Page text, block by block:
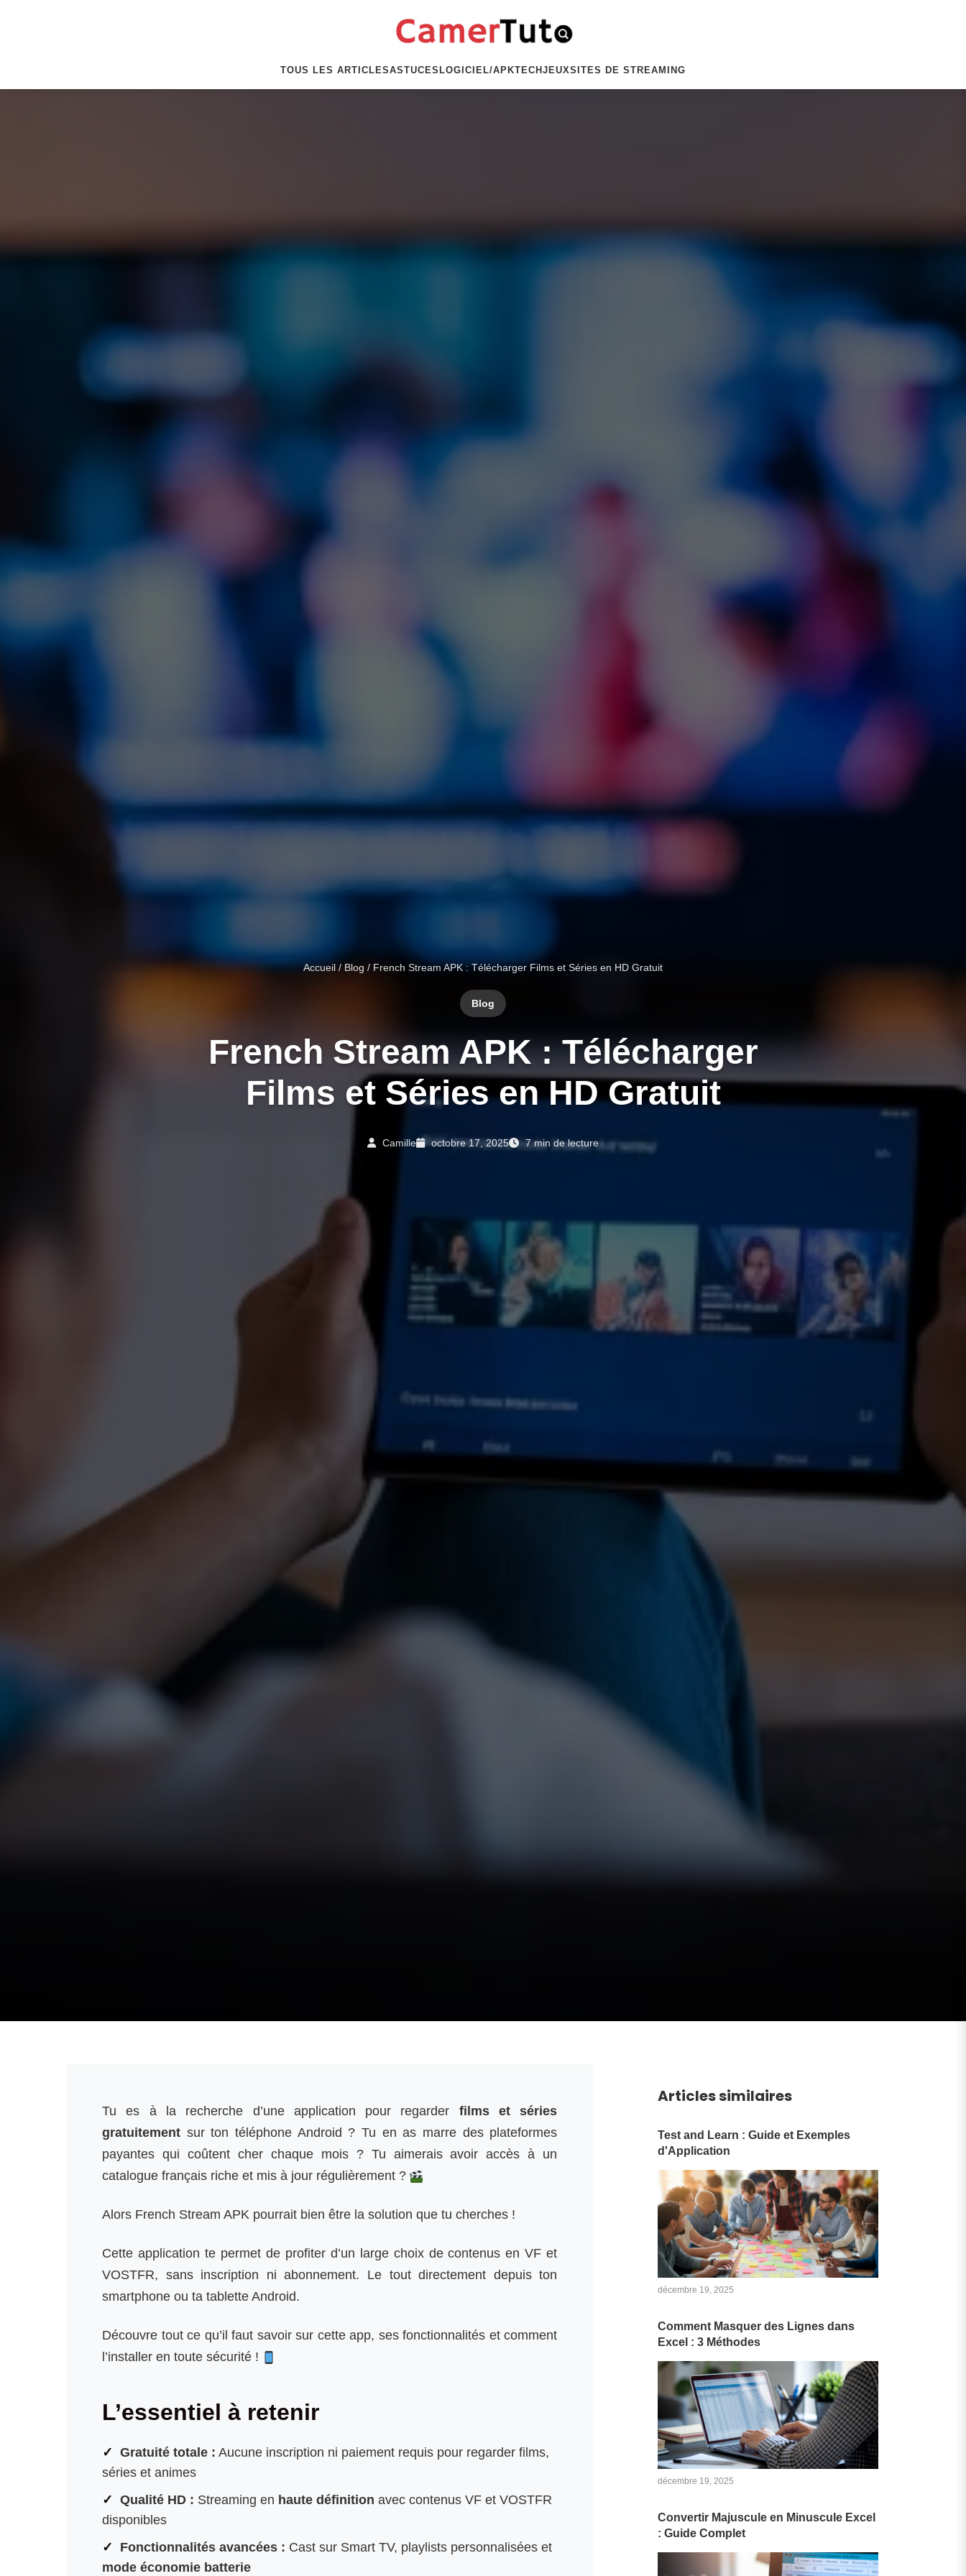
TOUS LES ARTICLESASTUCES LOGICIEL/APKTECH JEUXSITES DE STREAMING
Accueil / Blog / French Stream APK : Télécharger Films et Séries en HD Gratuit
Blog
French Stream APK : Télécharger
Films et Séries en HD Gratuit
Camille octobre 17, 2025 7 min de lecture
Tu es à la recherche d’une application pour regarder films et séries
gratuitement sur ton téléphone Android ? Tu en as marre des plateformes
payantes qui coûtent cher chaque mois ? Tu aimerais avoir accès à un
catalogue français riche et mis à jour régulièrement ?
Alors French Stream APK pourrait bien être la solution que tu cherches !
Cette application te permet de profiter d’un large choix de contenus en VF et
VOSTFR, sans inscription ni abonnement. Le tout directement depuis ton
smartphone ou ta tablette Android.
Découvre tout ce qu’il faut savoir sur cette app, ses fonctionnalités et comment
l’installer en toute sécurité !
L’essentiel à retenir
Gratuité totale : Aucune inscription ni paiement requis pour regarder films,
séries et animes
Qualité HD : Streaming en haute définition avec contenus VF et VOSTFR
disponibles
Fonctionnalités avancées : Cast sur Smart TV, playlists personnalisées et
mode économie batterie
Articles similaires
Test and Learn : Guide et Exemples
d'Application
décembre 19, 2025
Comment Masquer des Lignes dans
Excel : 3 Méthodes
décembre 19, 2025
Convertir Majuscule en Minuscule Excel
: Guide Complet